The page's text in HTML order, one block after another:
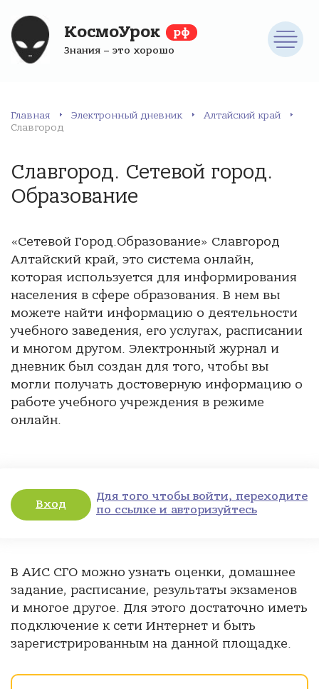
КосмоУрок рф
Знания – это хорошо
Главная Электронный дневник
Алтайский край
Славгород
Славгород. Сетевой город.
Образование
«Сетевой Город.Образование» Славгород
Алтайский край, это система онлайн,
которая используется для информирования
населения в сфере образования. В нем вы
можете найти информацию о деятельности
учебного заведения, его услугах, расписании
и многом другом. Электронный журнал и
дневник был создан для того, чтобы вы
могли получать достоверную информацию о
работе учебного учреждения в режиме
онлайн.
Вход
Для того чтобы войти, переходите
по ссылке и авторизуйтесь
В АИС СГО можно узнать оценки, домашнее
задание, расписание, результаты экзаменов
и многое другое. Для этого достаточно иметь
подключение к сети Интернет и быть
зарегистрированным на данной площадке.